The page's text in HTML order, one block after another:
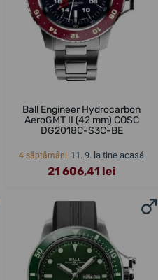
Ball Engineer Hydrocarbon
AeroGMT II (42 mm) COSC
DG2018C-S3C-BE
4 săptămâni 11. 9. la tine acasă
21 606,41 lei